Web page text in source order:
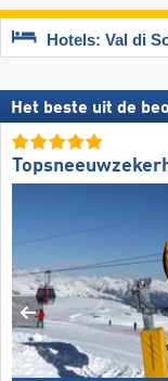
Hotels: Val di
Het beste uit de